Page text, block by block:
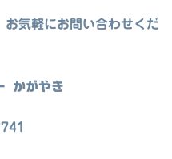
お気軽にお問い合わせくだ
かがやき